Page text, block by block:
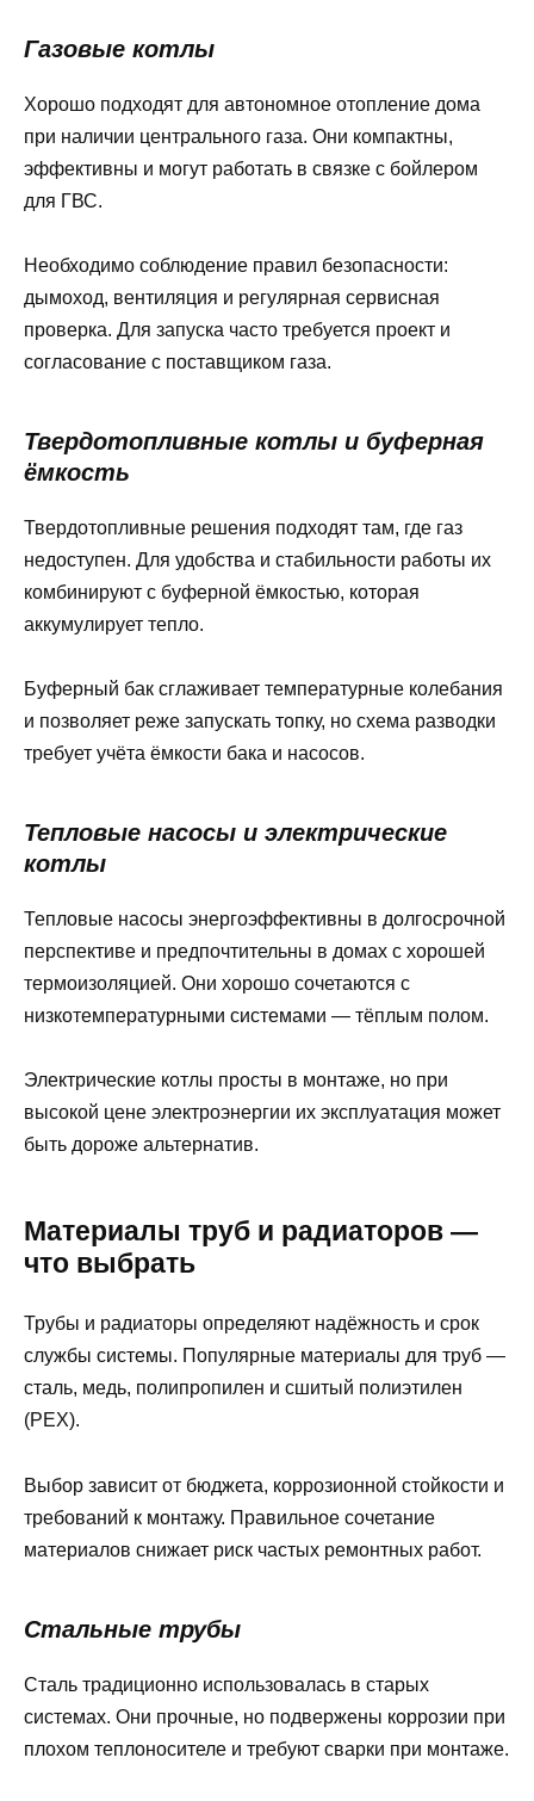
Газовые котлы
Хорошо подходят для автономное отопление дома
при наличии центрального газа. Они компактны,
эффективны и могут работать в связке с бойлером
для ГВС.
Необходимо соблюдение правил безопасности:
дымоход, вентиляция и регулярная сервисная
проверка. Для запуска часто требуется проект и
согласование с поставщиком газа.
Твердотопливные котлы и буферная
ёмкость
Твердотопливные решения подходят там, где газ
недоступен. Для удобства и стабильности работы их
комбинируют с буферной ёмкостью, которая
аккумулирует тепло.
Буферный бак сглаживает температурные колебания
и позволяет реже запускать топку, но схема разводки
требует учёта ёмкости бака и насосов.
Тепловые насосы и электрические
котлы
Тепловые насосы энергоэффективны в долгосрочной
перспективе и предпочтительны в домах с хорошей
термоизоляцией. Они хорошо сочетаются с
низкотемпературными системами — тёплым полом.
Электрические котлы просты в монтаже, но при
высокой цене электроэнергии их эксплуатация может
быть дороже альтернатив.
Материалы труб и радиаторов —
что выбрать
Трубы и радиаторы определяют надёжность и срок
службы системы. Популярные материалы для труб —
сталь, медь, полипропилен и сшитый полиэтилен
(PEX).
Выбор зависит от бюджета, коррозионной стойкости и
требований к монтажу. Правильное сочетание
материалов снижает риск частых ремонтных работ.
Стальные трубы
Сталь традиционно использовалась в старых
системах. Они прочные, но подвержены коррозии при
плохом теплоносителе и требуют сварки при монтаже.